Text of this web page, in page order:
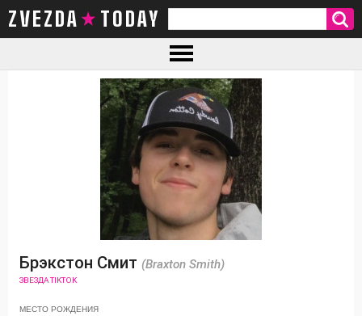
ZVEZDA TODAY
Брэкстон Смит (Braxton Smith)
ЗВЕЗДА TIKTOK
МЕСТО РОЖДЕНИЯ